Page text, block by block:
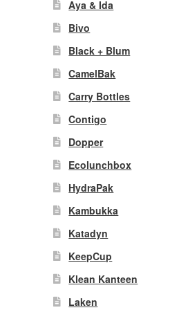
Aya & Ida
Bivo
Black + Blum
CamelBak
Carry Bottles
Contigo
Dopper
Ecolunchbox
HydraPak
Kambukka
Katadyn
KeepCup
Klean Kanteen
Laken